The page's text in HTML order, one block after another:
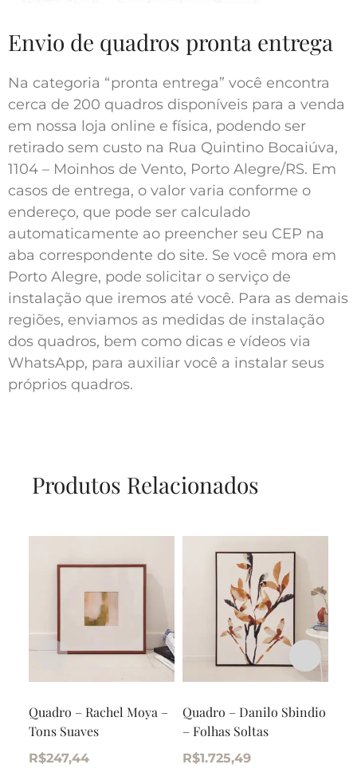
Envio de quadros pronta entrega
Na categoria “pronta entrega” você encontra
cerca de 200 quadros disponíveis para a venda
em nossa loja online e física, podendo ser
retirado sem custo na Rua Quintino Bocaiúva,
1104 – Moinhos de Vento, Porto Alegre/RS. Em
casos de entrega, o valor varia conforme o
endereço, que pode ser calculado
automaticamente ao preencher seu CEP na
aba correspondente do site. Se você mora em
Porto Alegre, pode solicitar o serviço de
instalação que iremos até você. Para as demais
regiões, enviamos as medidas de instalação
dos quadros, bem como dicas e vídeos via
WhatsApp, para auxiliar você a instalar seus
próprios quadros.
Produtos Relacionados
Quadro – Rachel Moya –
Tons Suaves
R$247,44
Quadro – Danilo Sbindio
– Folhas Soltas
R$1.725,49